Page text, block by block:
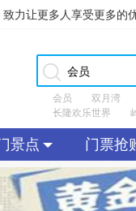
力让更多人享受更多的
会员
双月湾
长隆欢乐世界
景点 门票抢